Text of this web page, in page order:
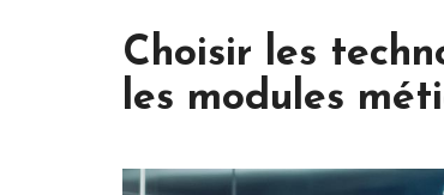
Choisir les
les modules